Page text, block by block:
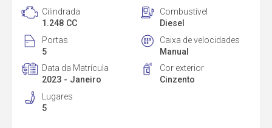
Cilindrada
1.248 CC
Combustível
Diesel
Portas
5
Caixa de velocidades
Manual
Data da Matrícula
2023 - Janeiro
Cor exterior
Cinzento
Lugares
5